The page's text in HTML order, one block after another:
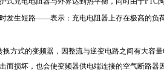
生短路——表示：充电电阻器上存在极高的负
方式的变频器，因整流与逆变电路之间有大容
而损坏，也会使变频器供电端连接的空气断路器